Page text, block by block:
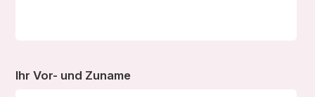
Ihr Vor- und Zuname